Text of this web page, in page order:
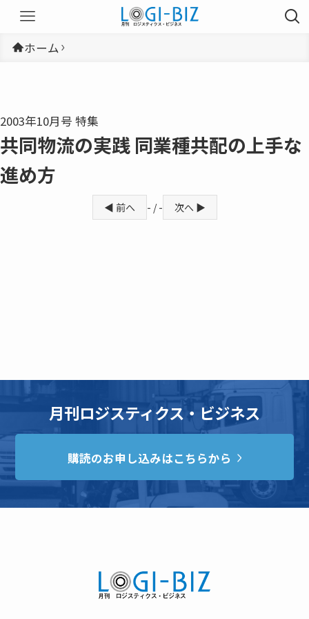
ホーム
2003年10月号 特集
共同物流の実践 同業種共配の上手な
進め方
◀ 前へ - / - 次へ ▶
月刊ロジスティクス・ビジネス
購読のお申し込みはこちらから